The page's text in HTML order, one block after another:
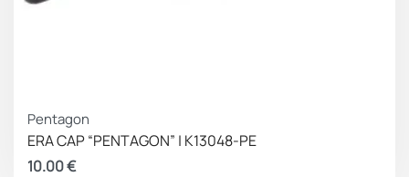
Pentagon
ERA CAP “PENTAGON” | K13048-PE
10.00€